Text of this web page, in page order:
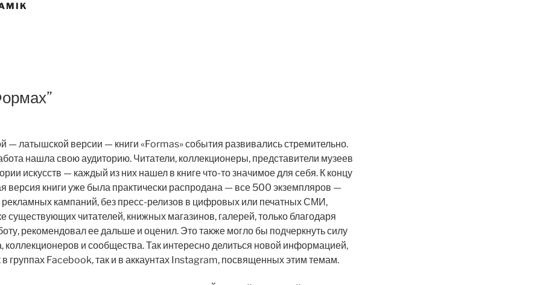
— латышской версии — книги «Formas» события развивались стремительно.
нашла свою аудиторию. Читатели, коллекционеры, представители музеев
искусств — каждый из них нашел в книге что-то значимое для себя. К концу
версия книги уже была практически распродана — все 500 экземпляров —
рекламных кампаний, без пресс-релизов в цифровых или печатных СМИ,
существующих читателей, книжных магазинов, галерей, только благодаря
рекомендовал ее дальше и оценил. Это также могло бы подчеркнуть силу
и сообщества. Так интересно делиться новой информацией,
в группах Facebook, так и в аккаунтах Instagram, посвященных этим темам.